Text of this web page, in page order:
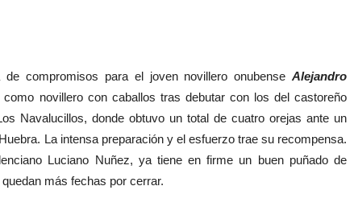
compromisos para el joven novillero onubense Alejandro
novillero con caballos tras debutar con los del castoreño
Navalucillos, donde obtuvo un total de cuatro orejas ante un
La intensa preparación y el esfuerzo trae su recompensa.
Luciano Nuñez, ya tiene en firme un buen puñado de
más fechas por cerrar.